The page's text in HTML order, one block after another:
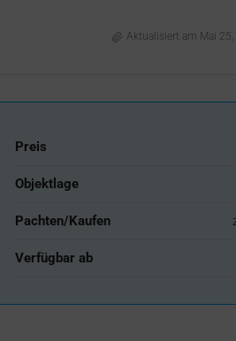
Aktualisiert am Mai 25,
Preis
Pachten/Kaufen
Verfügbar ab
Objektlage